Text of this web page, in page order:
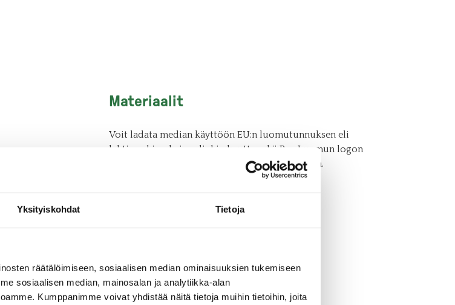
Yksityiskohdat Tietoja
räätälöimiseen, sosiaalisen median ominaisuuksien tukemiseen
sosiaalisen median, mainosalan ja analytiikka-alan
Kumppanimme voivat yhdistää näitä tietoja muihin tietoihin, joita
Materiaalit
Voit ladata median käyttöön EU:n luomutunnuksen eli
lehtimerkin oheisen linkin kautta sekä Pro Luomun logon
ja pressikuvia alla olevasta median kuvapankista.